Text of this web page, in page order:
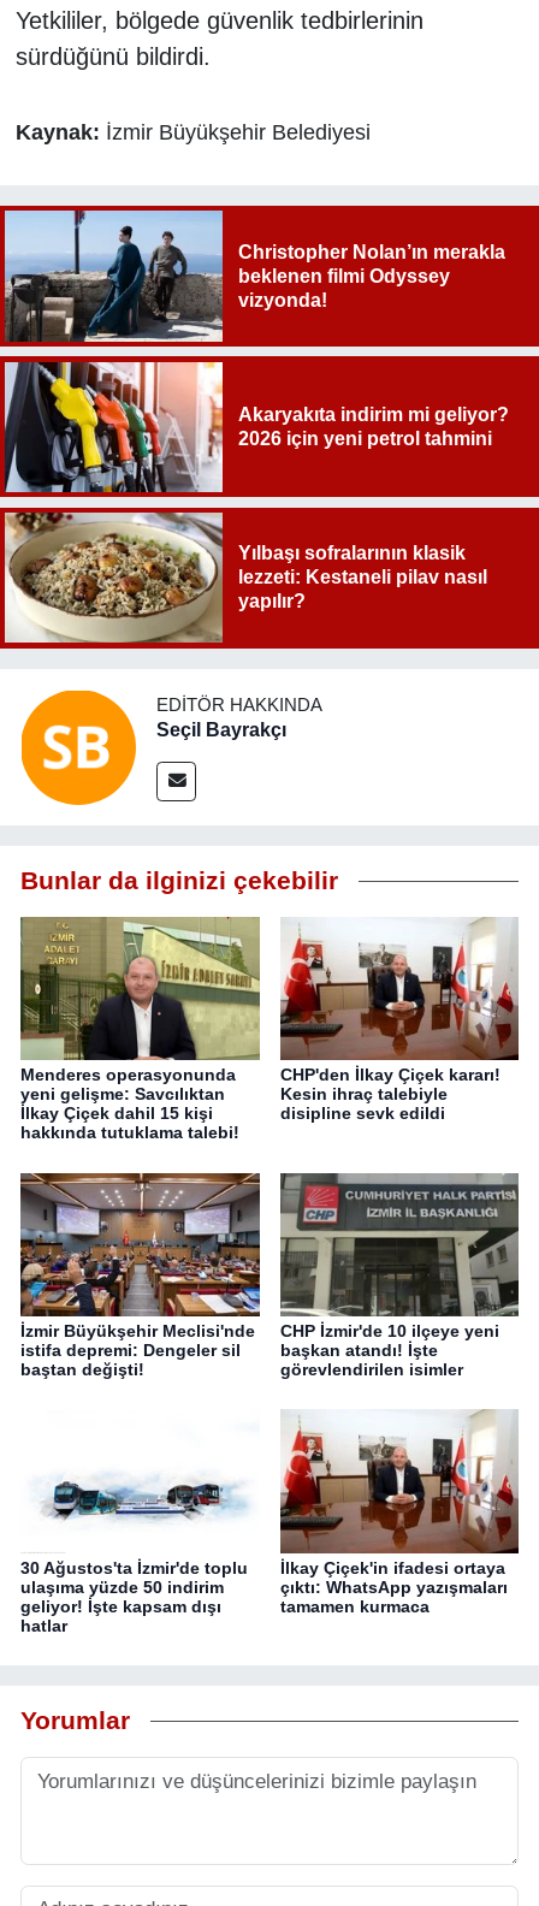
Yetkililer, bölgede güvenlik tedbirlerinin
sürdüğünü bildirdi.
Kaynak: İzmir Büyükşehir Belediyesi
Christopher Nolan’ın merakla
beklenen filmi Odyssey
vizyonda!
Akaryakıta indirim mi geliyor?
2026 için yeni petrol tahmini
Yılbaşı sofralarının klasik
lezzeti: Kestaneli pilav nasıl
yapılır?
EDITÖR HAKKINDA
Seçil Bayrakçı
Bunlar da ilginizi çekebilir
Menderes operasyonunda
yeni gelişme: Savcılıktan
İlkay Çiçek dahil 15 kişi
hakkında tutuklama talebi!
CHP'den İlkay Çiçek kararı!
Kesin ihraç talebiyle
disipline sevk edildi
İzmir Büyükşehir Meclisi'nde
istifa depremi: Dengeler sil
baştan değişti!
CHP İzmir'de 10 ilçeye yeni
başkan atandı! İşte
görevlendirilen isimler
30 Ağustos'ta İzmir'de toplu
ulaşıma yüzde 50 indirim
geliyor! İşte kapsam dışı
hatlar
İlkay Çiçek'in ifadesi ortaya
çıktı: WhatsApp yazışmaları
tamamen kurmaca
Yorumlar